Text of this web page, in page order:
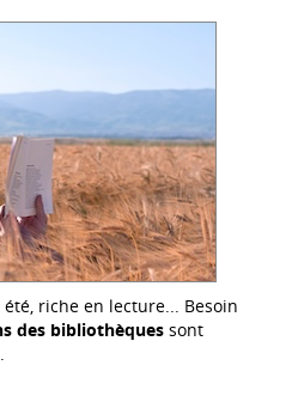
riche en lecture... Besoin
des bibliothèques sont